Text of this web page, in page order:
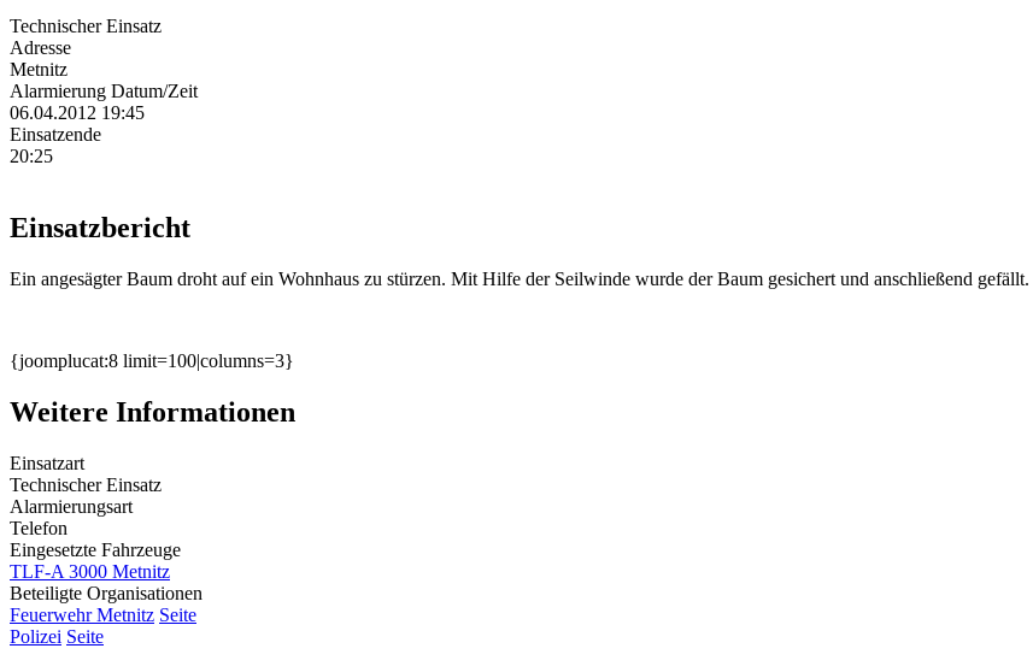
Technischer Einsatz
Adresse
Metnitz
Alarmierung Datum/Zeit
06.04.2012 19:45
Einsatzende
20:25
Einsatzbericht
Ein angesägter Baum droht auf ein Wohnhaus zu stürzen. Mit Hilfe der Seilwinde wurde der Baum gesichert und anschließend gefällt.
{joomplucat:8 limit=100|columns=3}
Weitere Informationen
Einsatzart
Technischer Einsatz
Alarmierungsart
Telefon
Eingesetzte Fahrzeuge
TLF-A 3000 Metnitz
Beteiligte Organisationen
Feuerwehr Metnitz Seite
Polizei Seite